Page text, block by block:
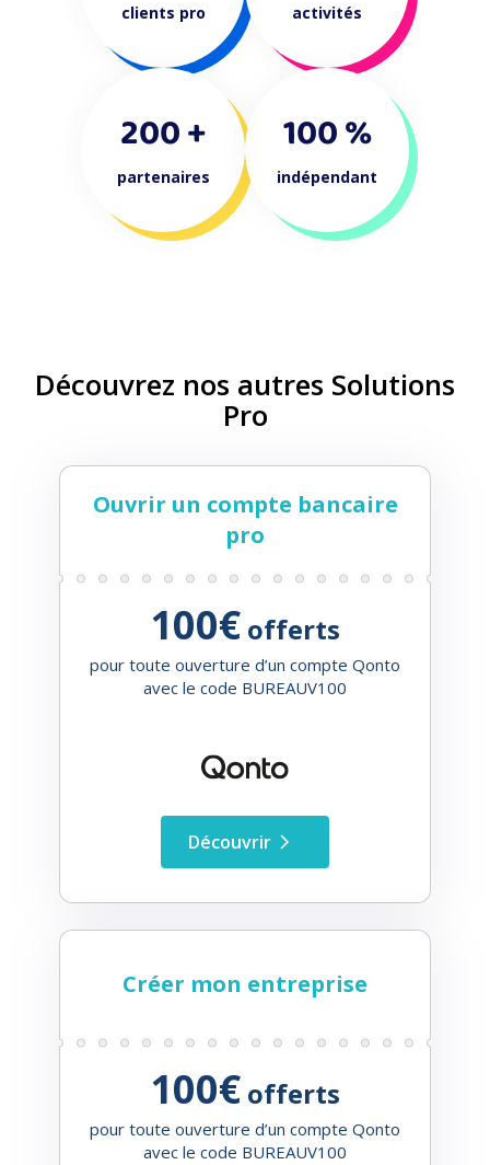
clients pro activités
200 +
partenaires
100 %
indépendant
Découvrez nos autres Solutions
Pro
Ouvrir un compte bancaire
pro
100€ offerts
pour toute ouverture d’un compte Qonto
avec le code BUREAUV100
Découvrir
Créer mon entreprise
100€ offerts
pour toute ouverture d’un compte Qonto
avec le code BUREAUV100